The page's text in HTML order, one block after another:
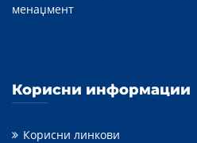
менаџмент
Корисни информации
Корисни линкови